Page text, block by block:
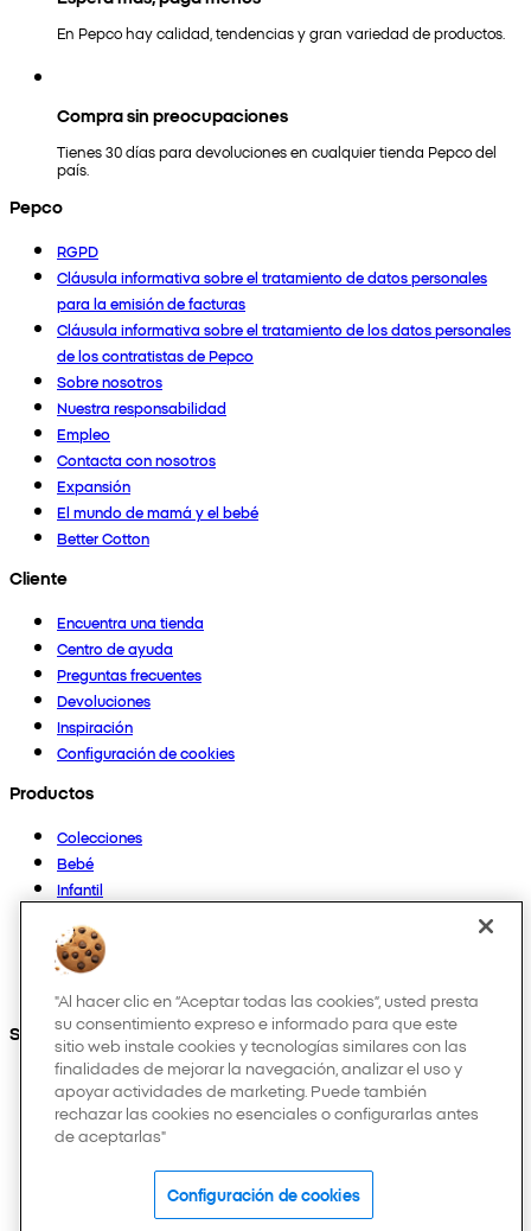
En Pepco hay calidad, tendencias y gran variedad de productos.
Compra sin preocupaciones
Tienes 30 días para devoluciones en cualquier tienda Pepco del
país.
Pepco
RGPD
Cláusula informativa sobre el tratamiento de datos personales
para la emisión de facturas
Cláusula informativa sobre el tratamiento de los datos personales
de los contratistas de Pepco
Sobre nosotros
Nuestra responsabilidad
Empleo
Contacta con nosotros
Expansión
El mundo de mamá y el bebé
Better Cotton
Cliente
Encuentra una tienda
Centro de ayuda
Preguntas frecuentes
Devoluciones
Inspiración
Configuración de cookies
Productos
Colecciones
Bebé
Infantil
Mujer
Hombre
Otros
Síguenos en:
"Al hacer clic en “Aceptar todas las cookies”, usted presta
su consentimiento expreso e informado para que este
sitio web instale cookies y tecnologías similares con las
finalidades de mejorar la navegación, analizar el uso y
apoyar actividades de marketing. Puede también
rechazar las cookies no esenciales o configurarlas antes
de aceptarlas"
Configuración de cookies